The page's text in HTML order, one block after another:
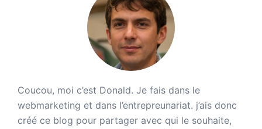
Coucou, moi c’est Donald. Je fais dans le
webmarketing et dans l’entrepreunariat. j’ais donc
créé ce blog pour partager avec qui le souhaite,